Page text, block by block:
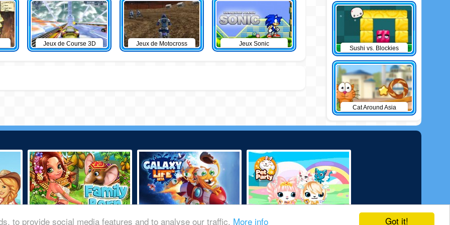
Got it!
to provide social media features and to analyse our traffic. More info
Jeux de Course 3D Jeux de Motocross Jeux Sonic
Sushi vs. Blockies
Cat Around Asia